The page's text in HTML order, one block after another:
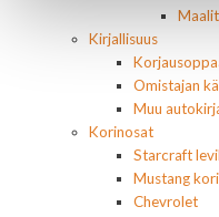
Maalit
Kirjallisuus
Omistajan
Muu
Korinosat
Starcraft
Mustang
Chevrolet